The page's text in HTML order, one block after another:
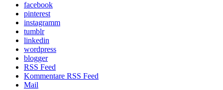
facebook
pinterest
instagramm
tumblr
linkedin
wordpress
blogger
RSS Feed
Kommentare RSS Feed
Mail